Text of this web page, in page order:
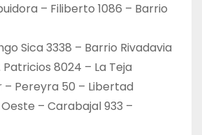
– Filiberto 1086 – Barrio
Sica 3338 – Barrio Rivadavia
Patricios 8024 – La Teja
– Pereyra 50 – Libertad
– Carabajal 933 –